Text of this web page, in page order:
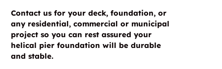
Contact us for your deck, foundation, or
any residential, commercial or municipal
project so you can rest assured your
helical pier foundation will be durable
and stable.